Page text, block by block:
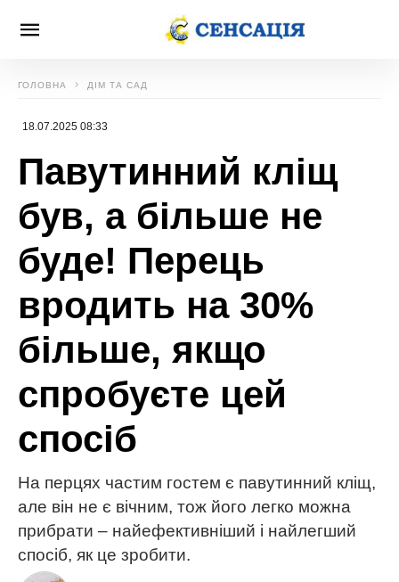
ГОЛОВНА ДІМ ТА САД
18.07.2025 08:33
Павутинний кліщ
був, а більше не
буде! Перець
вродить на 30%
більше, якщо
спробуєте цей
спосіб
На перцях частим гостем є павутинний кліщ,
але він не є вічним, тож його легко можна
прибрати – найефективніший і найлегший
спосіб, як це зробити.